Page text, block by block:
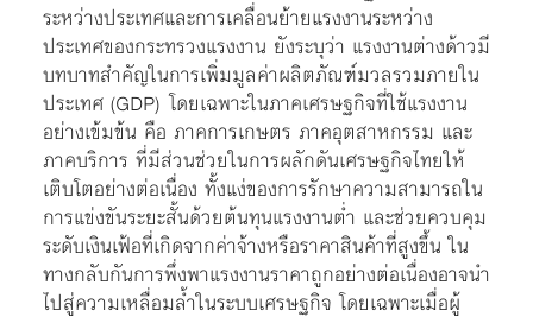
ระหว่างประเทศและการเคลื่อนย้ายแรงงานระหว่าง
ประเทศของกระทรวงแรงงาน ยังระบุว่า แรงงานต่างด้าวมี
บทบาทสำคัญในการเพิ่มมูลค่าผลิตภัณฑ์มวลรวมภายใน
ประเทศ (GDP) โดยเฉพาะในภาคเศรษฐกิจที่ใช้แรงงาน
อย่างเข้มข้น คือ ภาคการเกษตร ภาคอุตสาหกรรม และ
ภาคบริการ ที่มีส่วนช่วยในการผลักดันเศรษฐกิจไทยให้
เติบโตอย่างต่อเนื่อง ทั้งแง่ของการรักษาความสามารถใน
การแข่งขันระยะสั้นด้วยต้นทุนแรงงานต่ำ และช่วยควบคุม
ระดับเงินเฟ้อที่เกิดจากค่าจ้างหรือราคาสินค้าที่สูงขึ้น ใน
ทางกลับกันการพึ่งพาแรงงานราคาถูกอย่างต่อเนื่องอาจนำ
ไปสู่ความเหลื่อมล้ำในระบบเศรษฐกิจ โดยเฉพาะเมื่อผู้